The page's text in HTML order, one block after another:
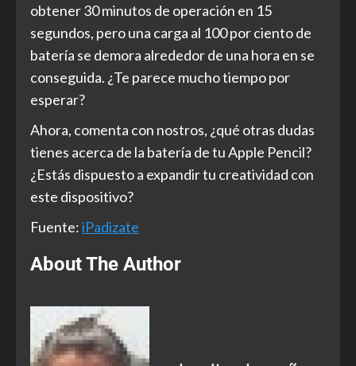
obtener 30 minutos de operación en 15
segundos, pero una carga al 100 por ciento de
batería se demora alrededor de una hora en se
conseguida. ¿Te parece mucho tiempo por
esperar?
Ahora, comenta con nostros, ¿qué otras dudas
tienes acerca de la batería de tu Apple Pencil?
¿Estás dispuesto a expandir tu creatividad con
este dispositivo?
Fuente:iPadizate
About The Author